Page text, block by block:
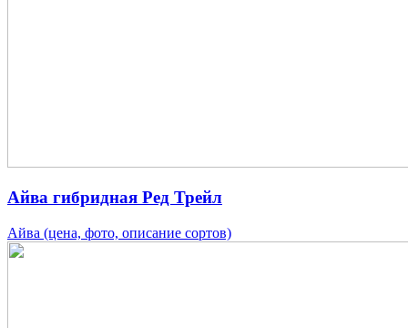
Айва гибридная Ред Трейл
Айва (цена, фото, описание сортов)